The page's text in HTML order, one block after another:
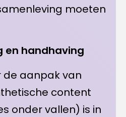
moeten
en handhaving
de aanpak van
content
onder vallen) is in